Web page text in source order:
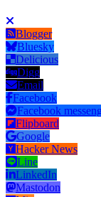
Blogger
Bluesky
Delicious
Digg
Email
Facebook
Facebook
Flipboard
Google
Hacker News
Line
LinkedIn
Mastodon